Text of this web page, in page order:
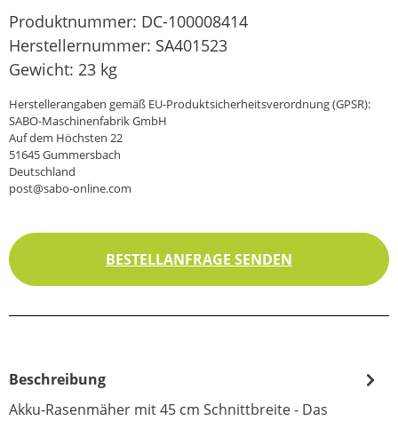
Produktnummer: DC-100008414
Herstellernummer: SA401523
Gewicht: 23 kg
Herstellerangaben gemäß EU-Produktsicherheitsverordnung (GPSR):
SABO-Maschinenfabrik GmbH
Auf dem Höchsten 22
51645 Gummersbach
Deutschland
post@sabo-online.com
BESTELLANFRAGE SENDEN
Beschreibung
Akku-Rasenmäher mit 45 cm Schnittbreite - Das